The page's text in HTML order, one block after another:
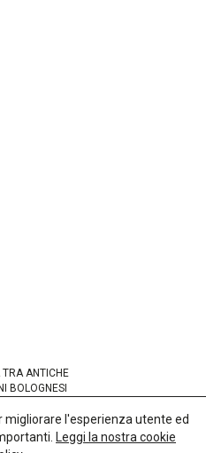
TRA ANTICHE
BOLOGNESI
91265380377
presso
migliorare l'esperienza utente ed
Leggi la nostra cookie